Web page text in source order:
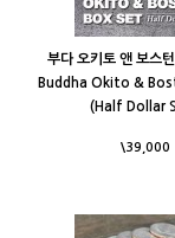
부다 오키토 앤 보스
Buddha Okito &
(Half Dollar
\39,000